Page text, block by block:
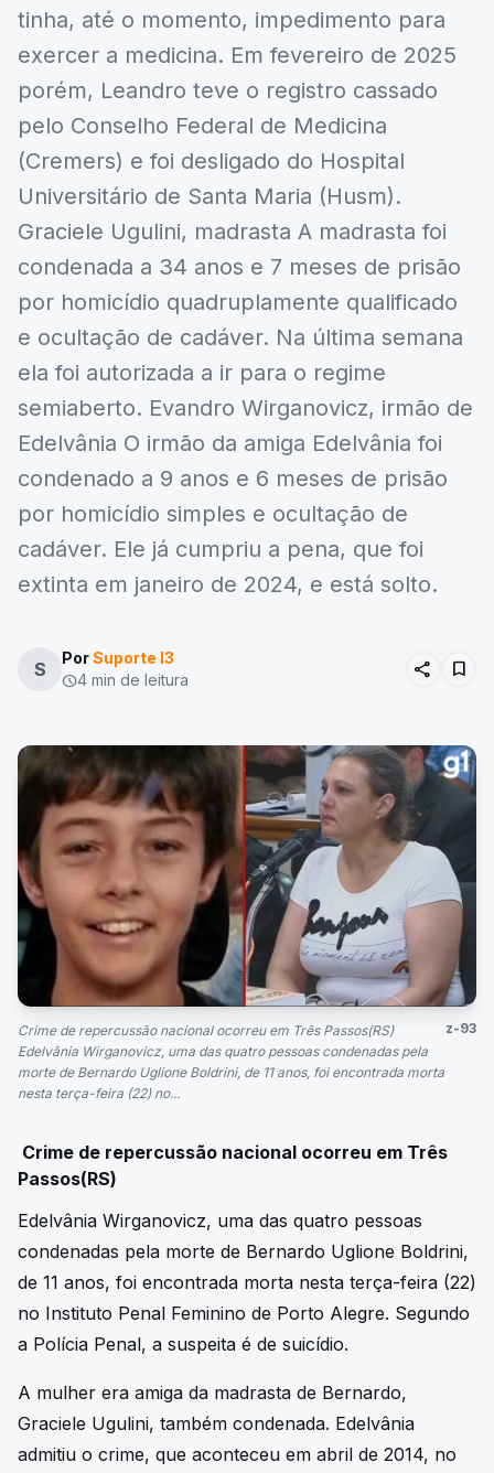
tinha, até o momento, impedimento para
exercer a medicina. Em fevereiro de 2025
porém, Leandro teve o registro cassado
pelo Conselho Federal de Medicina
(Cremers) e foi desligado do Hospital
Universitário de Santa Maria (Husm).
Graciele Ugulini, madrasta A madrasta foi
condenada a 34 anos e 7 meses de prisão
por homicídio quadruplamente qualificado
e ocultação de cadáver. Na última semana
ela foi autorizada a ir para o regime
semiaberto. Evandro Wirganovicz, irmão de
Edelvânia O irmão da amiga Edelvânia foi
condenado a 9 anos e 6 meses de prisão
por homicídio simples e ocultação de
cadáver. Ele já cumpriu a pena, que foi
extinta em janeiro de 2024, e está solto.
S
PorSuporte I3
schedule4 min de leitura share bookmark
Crime de repercussão nacional ocorreu em Três Passos(RS)
Edelvânia Wirganovicz, uma das quatro pessoas condenadas pela
morte de Bernardo Uglione Boldrini, de 11 anos, foi encontrada morta
nesta terça-feira (22) no...
z-93
Crime de repercussão nacional ocorreu em Três
Passos(RS)
Edelvânia Wirganovicz, uma das quatro pessoas
condenadas pela morte de Bernardo Uglione Boldrini,
de 11 anos, foi encontrada morta nesta terça-feira (22)
no Instituto Penal Feminino de Porto Alegre. Segundo
a Polícia Penal, a suspeita é de suicídio.
A mulher era amiga da madrasta de Bernardo,
Graciele Ugulini, também condenada. Edelvânia
admitiu o crime, que aconteceu em abril de 2014, no